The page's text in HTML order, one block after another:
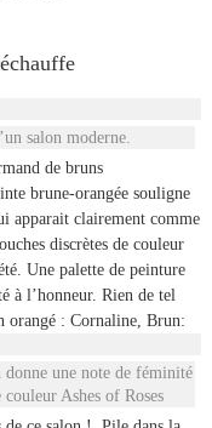
salon moderne.
de bruns
brune-orangée souligne
apparait clairement comme
discrètes de couleur
Une palette de peinture
à l’honneur. Rien de tel
orangé : Cornaline, Brun:
une note de féminité
Ashes of Roses